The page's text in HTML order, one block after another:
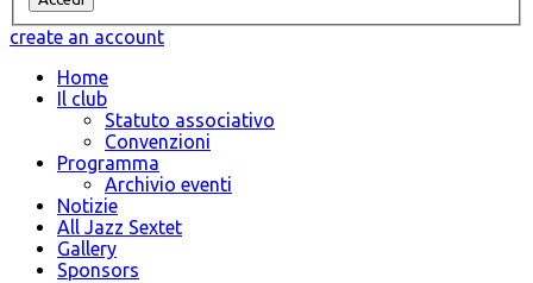
create an account
Home
Il club
Statuto associativo
Convenzioni
Programma
Archivio eventi
Notizie
All Jazz Sextet
Gallery
Sponsors